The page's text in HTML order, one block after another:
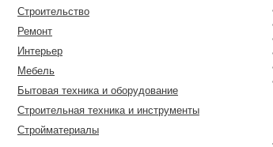
Строительство
Ремонт
Интерьер
Мебель
Бытовая техника и оборудование
Строительная техника и инструменты
Стройматериалы